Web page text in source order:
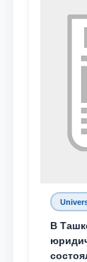
Ваше
Ваш
отправить
В